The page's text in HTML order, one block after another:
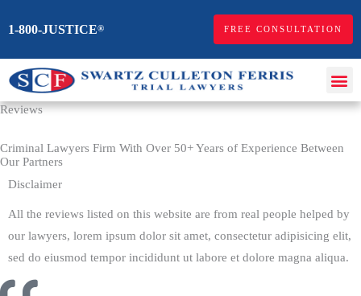
1-800-JUSTICE® FREE CONSULTATION
Reviews
Criminal Lawyers Firm With Over 50+ Years of Experience Between
Our Partners
Disclaimer
All the reviews listed on this website are from real people helped by
our lawyers, lorem ipsum dolor sit amet, consectetur adipisicing elit,
sed do eiusmod tempor incididunt ut labore et dolore magna aliqua.